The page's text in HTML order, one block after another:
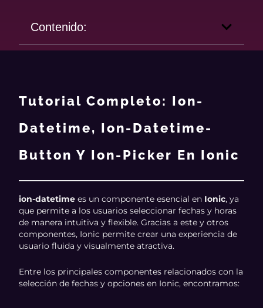
Tutorial Completo: Ion-
Datetime, Ion-Datetime-
Button Y Ion-Picker En Ionic
ion-datetime es un componente esencial en Ionic, ya
que permite a los usuarios seleccionar fechas y horas
de manera intuitiva y flexible. Gracias a este y otros
componentes, Ionic permite crear una experiencia de
usuario fluida y visualmente atractiva.
Entre los principales componentes relacionados con la
selección de fechas y opciones en Ionic, encontramos:
Contenido: